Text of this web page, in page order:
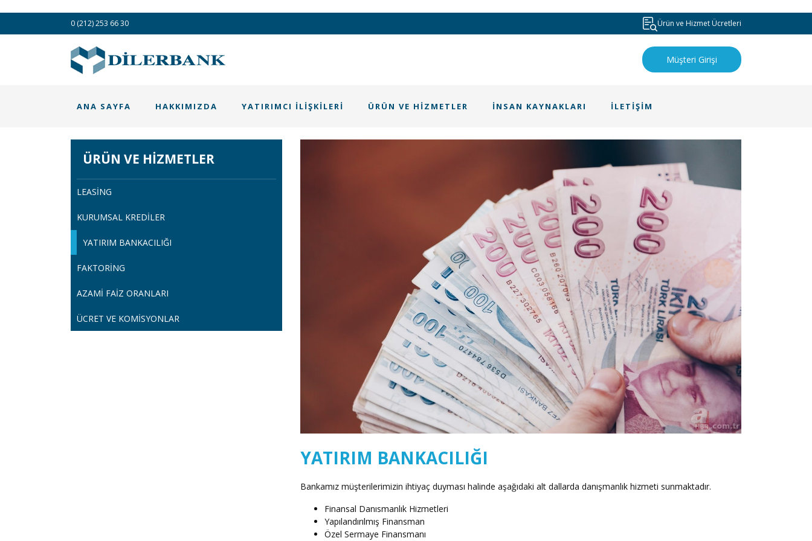
0 (212) 253 66 30 Ürün ve Hizmet Ücretleri
Müşteri Girişi
ANA SAYFA HAKKIMIZDA YATIRIMCI İLIŞKILERI ÜRÜN VE HIZMETLER İNSAN KAYNAKLARI İLETİŞİM
ÜRÜN VE HIZMETLER
LEASING
KURUMSAL KREDILER
YATIRIM BANKACILIĞI
FAKTORING
AZAMI FAIZ ORANLARI
ÜCRET VE KOMISYONLAR
YATIRIM BANKACILIĞI
Bankamız müşterilerimizin ihtiyaç duyması halinde aşağıdaki alt dallarda danışmanlık hizmeti sunmaktadır.
Finansal Danısmanlık Hizmetleri
Yapılandırılmış Finansman
Özel Sermaye Finansmanı